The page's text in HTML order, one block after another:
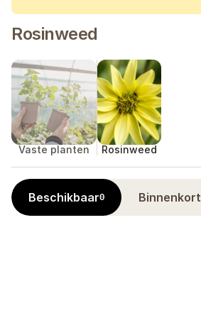
Rosinweed
Vaste planten Rosinweed
Beschikbaar0